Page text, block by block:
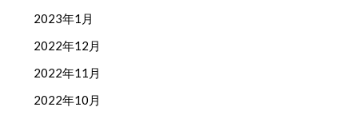
2023年1月
2022年12月
2022年11月
2022年10月